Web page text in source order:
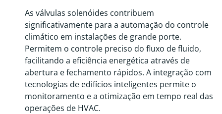
As válvulas solenóides contribuem
significativamente para a automação do controle
climático em instalações de grande porte.
Permitem o controle preciso do fluxo de fluido,
facilitando a eficiência energética através de
abertura e fechamento rápidos. A integração com
tecnologias de edifícios inteligentes permite o
monitoramento e a otimização em tempo real das
operações de HVAC.